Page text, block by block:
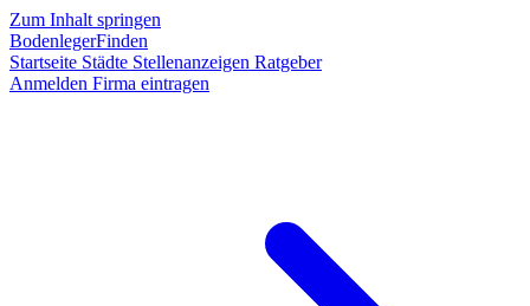
Zum Inhalt springen
BodenlegerFinden
Startseite Städte Stellenanzeigen Ratgeber
Anmelden Firma eintragen